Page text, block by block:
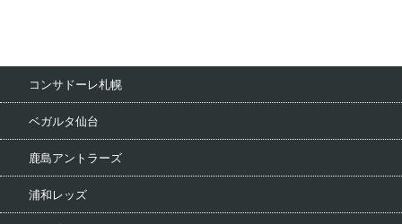
コンサドーレ札幌
ベガルタ仙台
鹿島アントラーズ
浦和レッズ